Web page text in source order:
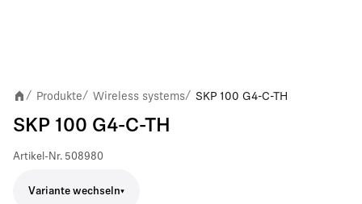
/ Produkte/ Wireless systems/ SKP 100 G4-C-TH
SKP 100 G4-C-TH
Artikel-Nr. 508980
Variante wechseln